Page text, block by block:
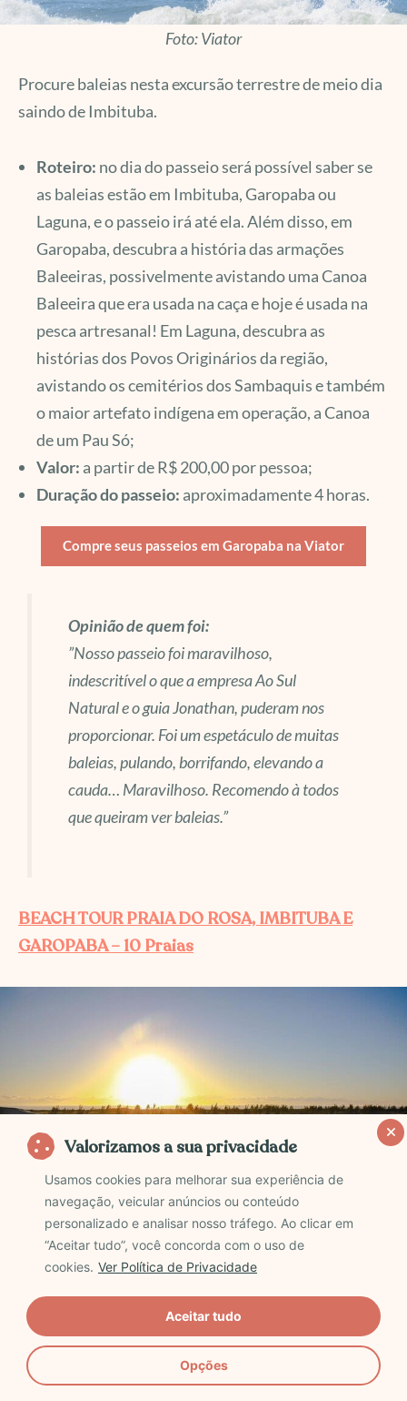
Valorizamos a sua privacidade
Usamos cookies para melhorar sua experiência de
navegação, veicular anúncios ou conteúdo
personalizado e analisar nosso tráfego. Ao clicar em
“Aceitar tudo”, você concorda com o uso de
cookies. Ver Política de Privacidade
Opções
Aceitar tudo
Foto: Viator
Procure baleias nesta excursão terrestre de meio dia
saindo de Imbituba.
Roteiro: no dia do passeio será possível saber se
as baleias estão em Imbituba, Garopaba ou
Laguna, e o passeio irá até ela. Além disso, em
Garopaba, descubra a história das armações
Baleeiras, possivelmente avistando uma Canoa
Baleeira que era usada na caça e hoje é usada na
pesca artresanal! Em Laguna, descubra as
histórias dos Povos Originários da região,
avistando os cemitérios dos Sambaquis e também
o maior artefato indígena em operação, a Canoa
de um Pau Só;
Valor: a partir de R$ 200,00 por pessoa;
Duração do passeio: aproximadamente 4 horas.
Compre seus passeios em Garopaba na Viator
Opinião de quem foi:
”Nosso passeio foi maravilhoso,
indescritível o que a empresa Ao Sul
Natural e o guia Jonathan, puderam nos
proporcionar. Foi um espetáculo de muitas
baleias, pulando, borrifando, elevando a
cauda… Maravilhoso. Recomendo à todos
que queiram ver baleias.”
BEACH TOUR PRAIA DO ROSA, IMBITUBA E
GAROPABA – 10 Praias
Foto: Viator
A Praia do Rosa, é considerado um destino
internacional, fazendo parte do seleto Grupo das
baías mais belas do mundo! Este paraíso está